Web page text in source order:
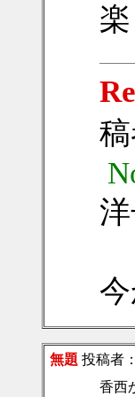
無題 投稿者：
香西